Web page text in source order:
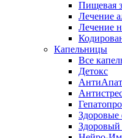
Пищевая
Лечение
Лечение
Капельницы
Все
Детокс
Здоровые
Здоровый